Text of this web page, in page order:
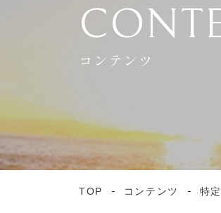
コンテンツ
TOP コンテンツ 特